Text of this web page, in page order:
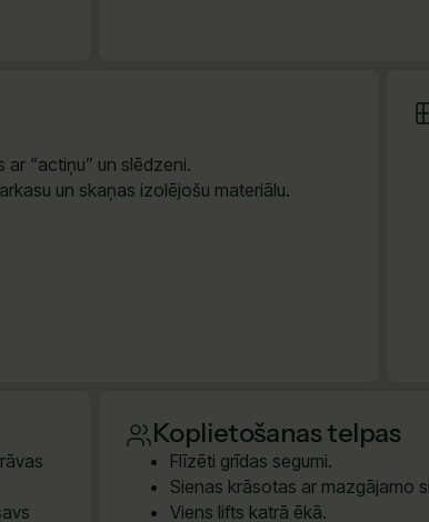
“actiņu” un slēdzeni.
un skaņas izolējošu materiālu.
Koplietošanas telpas
Flīzēti grīdas segumi.
Sienas krāsotas ar mazgājamo
Viens lifts katrā ēkā.